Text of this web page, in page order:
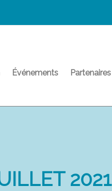
Événements Partenaires
2021